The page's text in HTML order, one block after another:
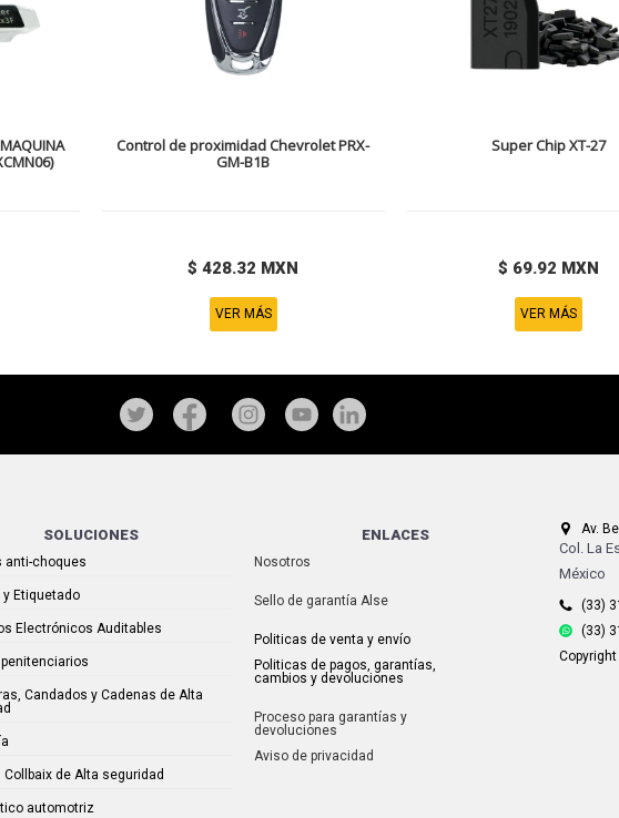
Control de proximidad Chevrolet PRX-
GM-B1B
$ 428.32 MXN
VER MÁS
Super Chip XT-27
$ 69.92 MXN
VER MÁS
SOLUCIONES
anti-choques
y Etiquetado
Electrónicos Auditables
Candados y Cadenas de Alta
Collbaix de Alta seguridad
automotriz
ENLACES
Nosotros
Sello de garantía Alse
Politicas de venta y envío
Politicas de pagos, garantías,
cambios y devoluciones
Proceso para garantías y
devoluciones
Aviso de privacidad
Av.
Col. La
México
(33)
(33)